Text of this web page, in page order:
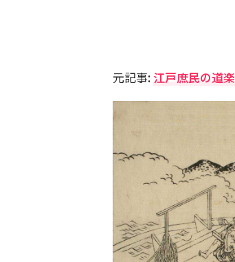
元記事: 江戸庶民の道